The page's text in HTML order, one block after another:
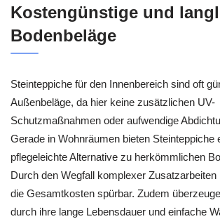
Kostengünstige und
Bodenbeläge
Steinteppiche für den Innenbereich sind oft
Außenbeläge, da hier keine zusätzlichen UV-
Schutzmaßnahmen oder aufwendige
Gerade in Wohnräumen bieten Steinteppiche
pflegeleichte Alternative zu herkömmlichen
Durch den Wegfall komplexer
die Gesamtkosten spürbar. Zudem
durch ihre lange Lebensdauer und einfache